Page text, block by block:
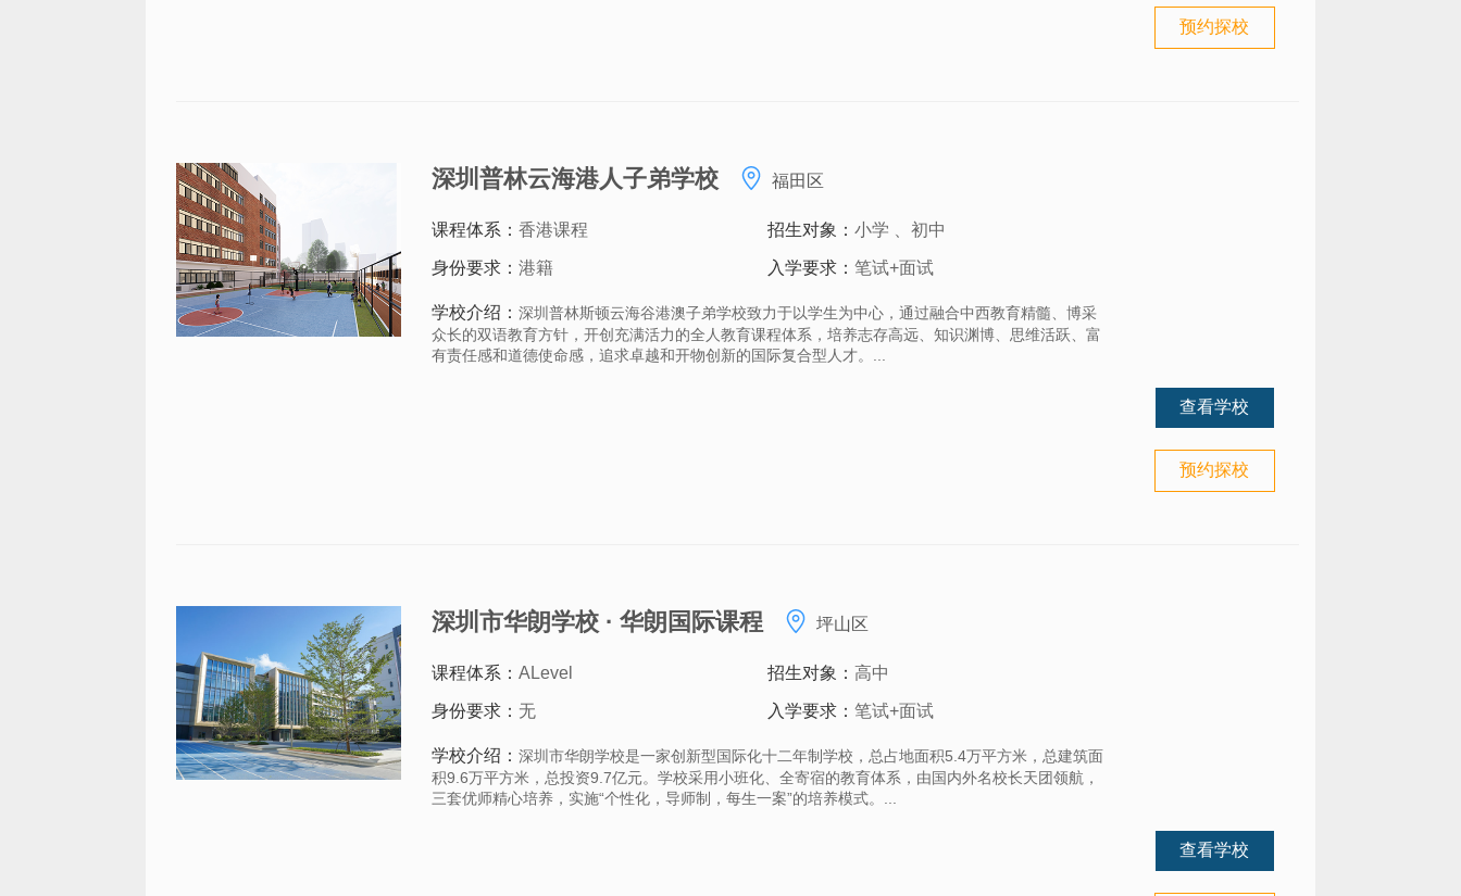
预约探校
深圳普林云海港人子弟学校 福田区
课程体系： 香港课程 招生对象：小学 、初中
身份要求： 港籍 入学要求：笔试+面试
学校介绍： 深圳普林斯顿云海谷港澳子弟学校致力于以学生为中心，通过融合中西教育精髓、博采
众长的双语教育方针，开创充满活力的全人教育课程体系，培养志存高远、知识渊博、思维活跃、富
有责任感和道德使命感，追求卓越和开物创新的国际复合型人才。...
查看学校
预约探校
深圳市华朗学校 · 华朗国际课程 坪山区
课程体系： ALevel 招生对象：高中
身份要求： 无 入学要求：笔试+面试
学校介绍： 深圳市华朗学校是一家创新型国际化十二年制学校，总占地面积5.4万平方米，总建筑面
积9.6万平方米，总投资9.7亿元。学校采用小班化、全寄宿的教育体系，由国内外名校长天团领航，
三套优师精心培养，实施“个性化，导师制，每生一案”的培养模式。...
查看学校